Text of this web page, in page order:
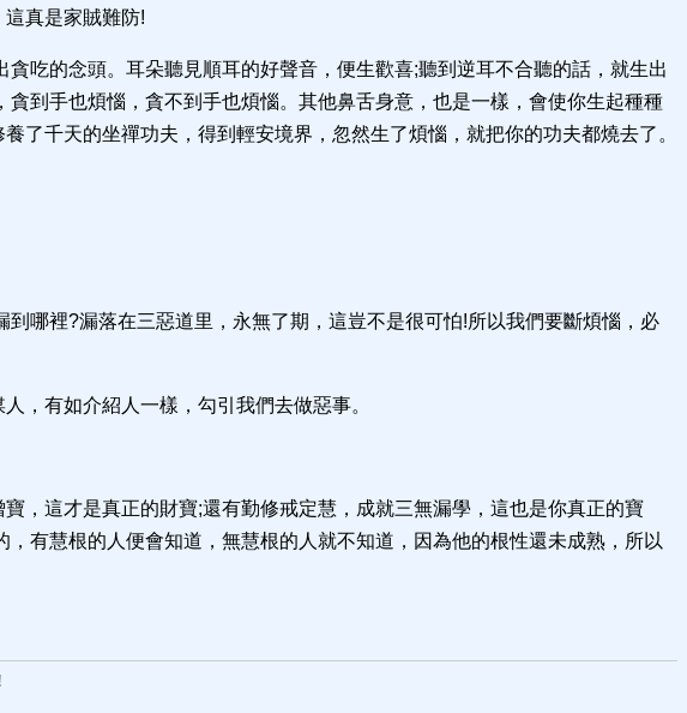
真是家賊難防!
吃的念頭。耳朵聽見順耳的好聲音，便生歡喜;聽到逆耳不合聽的話，就生出
到手也煩惱，貪不到手也煩惱。其他鼻舌身意，也是一樣，會使你生起種種
了千天的坐禪功夫，得到輕安境界，忽然生了煩惱，就把你的功夫都燒去了。
哪裡?漏落在三惡道里，永無了期，這豈不是很可怕!所以我們要斷煩惱，必
，有如介紹人一樣，勾引我們去做惡事。
，這才是真正的財寶;還有勤修戒定慧，成就三無漏學，這也是你真正的寶
有慧根的人便會知道，無慧根的人就不知道，因為他的根性還未成熟，所以